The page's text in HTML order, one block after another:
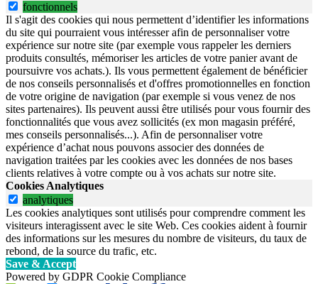
fonctionnels
Il s'agit des cookies qui nous permettent d’identifier les informations
du site qui pourraient vous intéresser afin de personnaliser votre
expérience sur notre site (par exemple vous rappeler les derniers
produits consultés, mémoriser les articles de votre panier avant de
poursuivre vos achats.). Ils vous permettent également de bénéficier
de nos conseils personnalisés et d'offres promotionnelles en fonction
de votre origine de navigation (par exemple si vous venez de nos
sites partenaires). Ils peuvent aussi être utilisés pour vous fournir des
fonctionnalités que vous avez sollicités (ex mon magasin préféré,
mes conseils personnalisés...). Afin de personnaliser votre
expérience d’achat nous pouvons associer des données de
navigation traitées par les cookies avec les données de nos bases
clients relatives à votre compte ou à vos achats sur notre site.
Cookies Analytiques
analytiques
Les cookies analytiques sont utilisés pour comprendre comment les
visiteurs interagissent avec le site Web. Ces cookies aident à fournir
des informations sur les mesures du nombre de visiteurs, du taux de
rebond, de la source du trafic, etc.
Save & Accept
Powered by GDPR Cookie Compliance